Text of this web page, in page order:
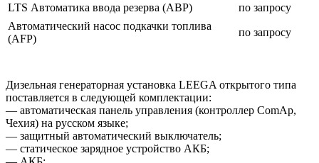
LTS Автоматика ввода резерва (АВР)
по запросу
Автоматический насос подкачки топлива
(AFP)
по запросу
Дизельная генераторная установка LEEGA открытого типа
поставляется в следующей комплектации:
— автоматическая панель управления (контроллер ComAp,
Чехия) на русском языке;
— защитный автоматический выключатель;
— статическое зарядное устройство АКБ;